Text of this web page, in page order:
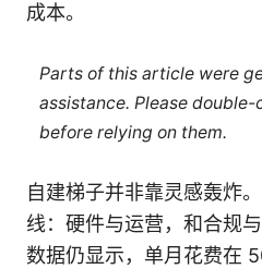
成本。
Parts of this article were
assistance. Please
before relying on them.
自建梯子并非靠灵感轰炸
线：硬件与运营，和合规
数据仍显示，单月花费在